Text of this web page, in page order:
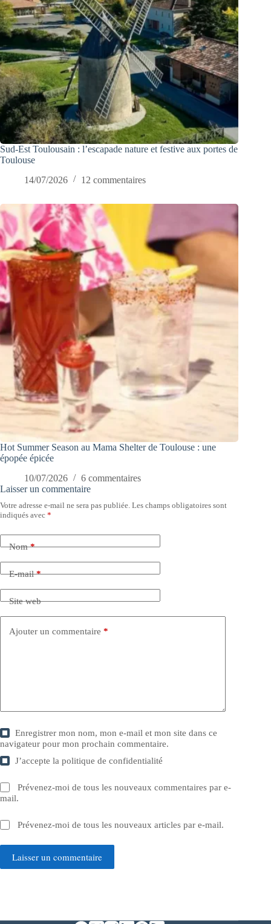
Sud-Est Toulousain : l’escapade nature et festive aux portes de
Toulouse
14/07/2026
12 commentaires
Hot Summer Season au Mama Shelter de Toulouse : une
épopée épicée
10/07/2026
6 commentaires
Laisser un commentaire
Votre adresse e-mail ne sera pas publiée. Les champs obligatoires sont
indiqués avec *
Nom*
E-mail*
Site web
Ajouter un commentaire *
Enregistrer mon nom, mon e-mail et mon site dans ce
navigateur pour mon prochain commentaire.
J’accepte lapolitique de confidentialité
Prévenez-moi de tous les nouveaux commentaires par e-
mail.
Prévenez-moi de tous les nouveaux articles par e-mail.
Laisser un commentaire